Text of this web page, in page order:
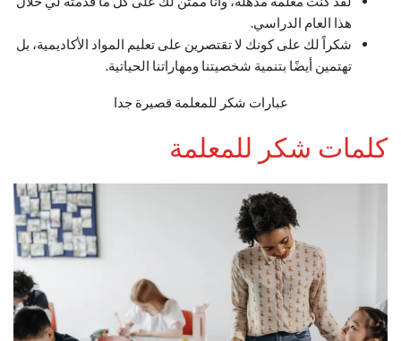
هذا العام الدراسي.
شكراً لك على كونك لا تقتصرين على تعليم المواد الأكاديمية، بل
تهتمين أيضًا بتنمية شخصيتنا ومهاراتنا الحياتية.
عبارات شكر للمعلمة قصيرة جدا
كلمات شكر للمعلمة